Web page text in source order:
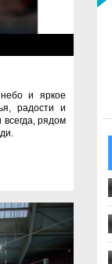
и яркое
радости и
всегда, рядом